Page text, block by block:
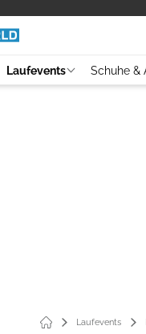
Laufevents Schuhe &
Laufevents